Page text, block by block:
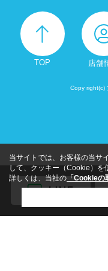
TOP 店舗
Copy right(c)
当サイトでは、お客様の当サ
して、クッキー（Cookie）を
詳しくは、当社の 「Cookieの